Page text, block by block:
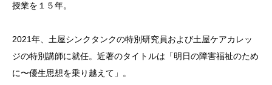
授業を１５年。
2021年、土屋シンクタンクの特別研究員および土屋ケアカレッ
ジの特別講師に就任。近著のタイトルは「明日の障害福祉のため
に〜優生思想を乗り越えて」。